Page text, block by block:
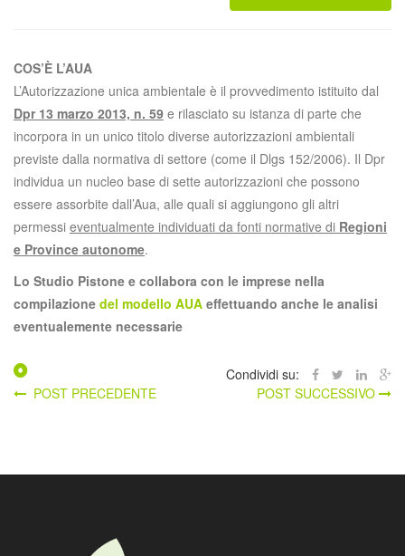
COS’È L’AUA
L’Autorizzazione unica ambientale è il provvedimento istituito dal
Dpr 13 marzo 2013, n. 59 e rilasciato su istanza di parte che
incorpora in un unico titolo diverse autorizzazioni ambientali
previste dalla normativa di settore (come il Dlgs 152/2006). Il Dpr
individua un nucleo base di sette autorizzazioni che possono
essere assorbite dall’Aua, alle quali si aggiungono gli altri
permessi eventualmente individuati da fonti normative di Regioni
e Province autonome.
Lo Studio Pistone e collabora con le imprese nella
compilazione del modello AUA effettuando anche le analisi
eventualemente necessarie
Condividi su:
POST PRECEDENTE
POST SUCCESSIVO